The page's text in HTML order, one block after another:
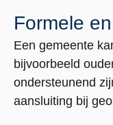
Formele
Een gemeente
bijvoorbeeld
ondersteunend
aansluiting bij